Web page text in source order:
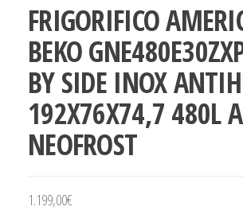
FRIGORIFICO
BEKO
BY SIDE INOX
192X76X74,7 480L
NEOFROST
1.199,00€